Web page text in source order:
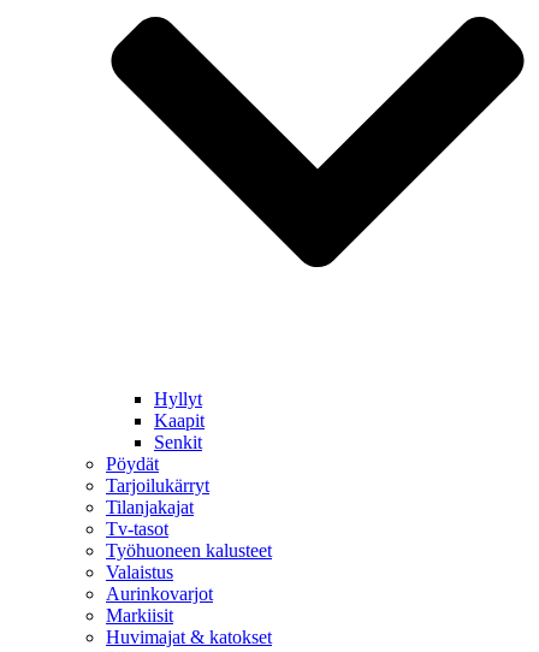
Hyllyt
Kaapit
Senkit
Pöydät
Tarjoilukärryt
Tilanjakajat
Tv-tasot
Työhuoneen kalusteet
Valaistus
Aurinkovarjot
Markiisit
Huvimajat & katokset